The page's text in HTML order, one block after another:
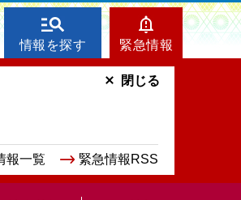
情報を探す 緊急情報
報一覧 緊急情報RSS
閉じる